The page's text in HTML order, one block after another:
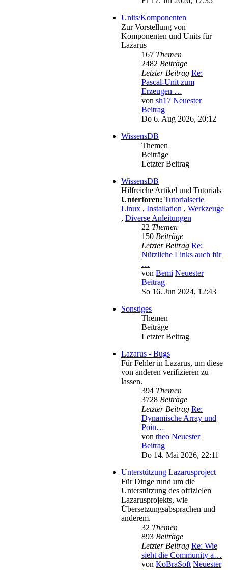
Units/Komponenten
Zur Vorstellung von
Komponenten und Units für
Lazarus
167 Themen
2482 Beiträge
Letzter Beitrag Re:
Pascal-Unit zum
Erzeugen …
von sh17 Neuester
Beitrag
Do 6. Aug 2026, 20:12
WissensDB
Themen
Beiträge
Letzter Beitrag
WissensDB
Hilfreiche Artikel und Tutorials
Unterforen: Tutorialserie
Linux , Installation , Werkzeuge
, Diverse Anleitungen
22 Themen
150 Beiträge
Letzter Beitrag Re:
Nützliche Links auch für
…
von Bemi Neuester
Beitrag
So 16. Jun 2024, 12:43
Sonstiges
Themen
Beiträge
Letzter Beitrag
Lazarus - Bugs
Für Fehler in Lazarus, um diese
von anderen verifizieren zu
lassen.
394 Themen
3728 Beiträge
Letzter Beitrag Re:
Dynamische Array und
Poin…
von theo Neuester
Beitrag
Do 14. Mai 2026, 22:11
Unterstützung Lazarusproject
Für Dinge rund um die
Unterstützung des offizielen
Lazarusprojekts, wie
Übersetzungsabsprachen und
anderem.
32 Themen
893 Beiträge
Letzter Beitrag Re: Wie
sieht die Community a…
von KoBraSoft Neuester